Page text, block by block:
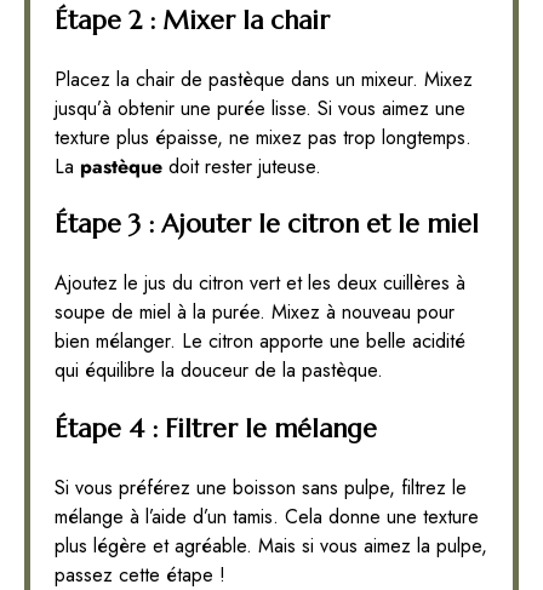
Étape 2 : Mixer la chair
Placez la chair de pastèque dans un mixeur. Mixez
jusqu’à obtenir une purée lisse. Si vous aimez une
texture plus épaisse, ne mixez pas trop longtemps.
La pastèque doit rester juteuse.
Étape 3 : Ajouter le citron et le miel
Ajoutez le jus du citron vert et les deux cuillères à
soupe de miel à la purée. Mixez à nouveau pour
bien mélanger. Le citron apporte une belle acidité
qui équilibre la douceur de la pastèque.
Étape 4 : Filtrer le mélange
Si vous préférez une boisson sans pulpe, filtrez le
mélange à l’aide d’un tamis. Cela donne une texture
plus légère et agréable. Mais si vous aimez la pulpe,
passez cette étape !